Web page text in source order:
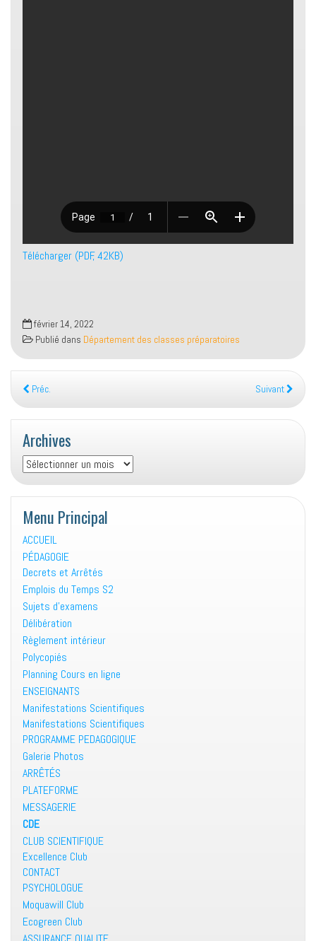
Télécharger (PDF, 42KB)
février 14, 2022
Publié dans Département des classes préparatoires
Préc. Suivant
Archives
Archives
Menu Principal
ACCUEIL
PÉDAGOGIE
Decrets et Arrêtés
Emplois du Temps S2
Sujets d’examens
Délibération
Règlement intérieur
Polycopiés
Planning Cours en ligne
ENSEIGNANTS
Manifestations Scientifiques
Manifestations Scientifiques
PROGRAMME PEDAGOGIQUE
Galerie Photos
ARRÊTÉS
PLATEFORME
MESSAGERIE
CDE
CLUB SCIENTIFIQUE
Excellence Club
CONTACT
PSYCHOLOGUE
Moquawill Club
Ecogreen Club